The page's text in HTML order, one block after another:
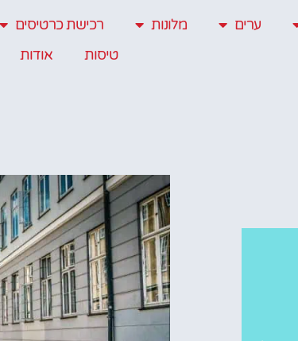
ערים מלונות רכישת כרטיסים
טיסות
אודות